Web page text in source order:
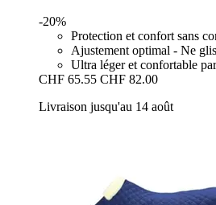
-20%
Protection et confort sans
Ajustement optimal - Ne
Ultra léger et confortable
CHF 65.55 CHF 82.00
Livraison jusqu'au 14 août